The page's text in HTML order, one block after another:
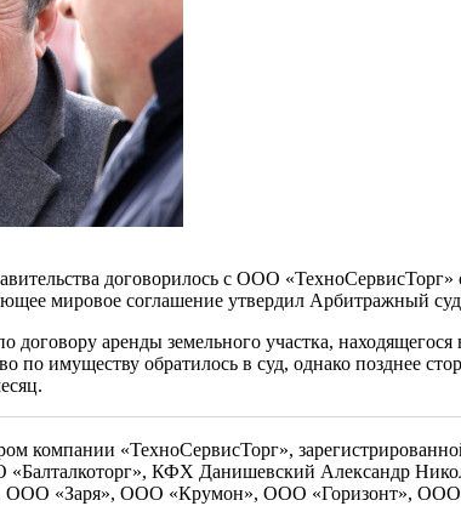
договорилось с ООО
мировое соглашение утвердил Арбитражный
аренды земельного участка,
по имуществу обратилось в суд, однако позднее
компании «ТехноСервисТорг»,
КФХ Данишевский Александр
ООО «Заря», ООО «Крумон», ООО